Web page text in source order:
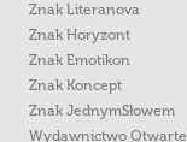
Znak Literanova
Znak Horyzont
Znak Emotikon
Znak Koncept
Znak JednymSłowem
Wydawnictwo Otwarte